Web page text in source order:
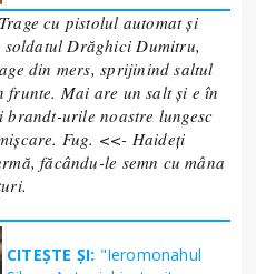
cu pistolul automat și
Drăghici Dumitru,
din mers, sprijinind saltul
frunte. Mai are un salt și e în
urile noastre lungesc
Fug. <<- Haideți
făcându-le semn cu mâna
CITEȘTE ȘI: "Ieromonahul